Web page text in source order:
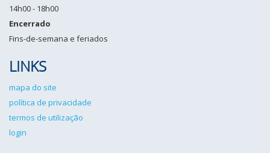
14h00 - 18h00
Encerrado
Fins-de-semana e feriados
LINKS
mapa do site
política de privacidade
termos de utilização
login